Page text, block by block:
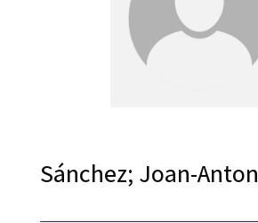
Sánchez; Joan-Anton